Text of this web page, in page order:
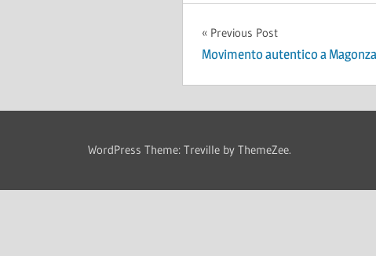
Navigazione
articoli
Previous Post
Movimento autentico a
WordPress Theme: Treville by ThemeZee.